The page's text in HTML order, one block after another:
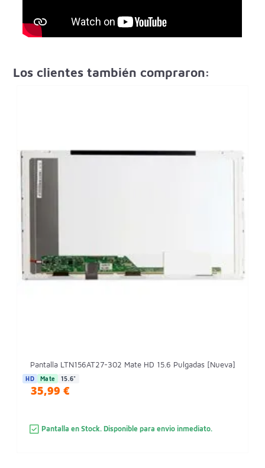
Los clientes también compraron:
Pantalla LTN156AT27-302 Mate HD 15.6 Pulgadas [Nueva]
HD Mate 15.6"
35,99 €
Pantalla en Stock. Disponible para envio inmediato.